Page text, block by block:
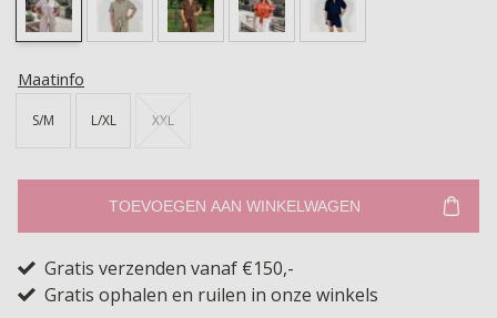
Maatinfo
S/M L/XL XXL
TOEVOEGEN AAN WINKELWAGEN
Gratis verzenden vanaf €150,-
Gratis ophalen en ruilen in onze winkels